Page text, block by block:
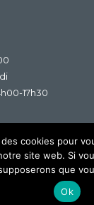
17h30
- Design &
cookies pour
site web. Si
que
Ok